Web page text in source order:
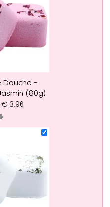
Douche -
(80g)
€ 3,96